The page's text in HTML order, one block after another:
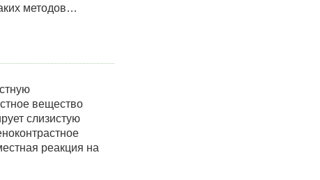
методов…
вещество
слизистую
реакция на